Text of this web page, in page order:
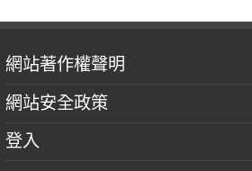
網站著作權聲明
網站安全政策
登入